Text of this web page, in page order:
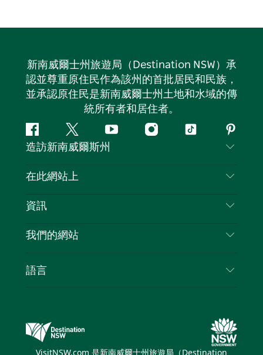
新南威爾士州旅遊局（Destination NSW）承
認並尊重原住民作為該州的首批居民和民族，
並承認原住民是新南威爾士州土地和水域的傳
統所有者和居住者。
Facebook嘰
嘰
喳
Youtube Instagram
抖
造訪新南威爾斯州
聯絡我們
隱私
Cookie 通知
在此網站上
目的地
新南威爾斯州公路旅行
活動
資訊
旅行資訊
新南威爾斯的商業
我們的網站
新南威爾士州旅遊局（Destination NSW）媒體中
語言
VisitNSW.com 是新南威爾士州旅遊局（Destination